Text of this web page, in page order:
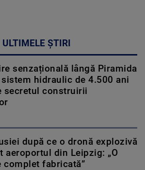
ULTIMELE ȘTIRI
senzațională lângă Piramida
sistem hidraulic de 4.500 ani
secretul construirii
după ce o dronă explozivă
aeroportul din Leipzig: „O
complet fabricată”